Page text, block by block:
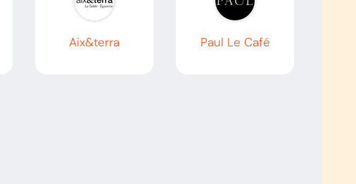
Aix&terra Paul Le Café